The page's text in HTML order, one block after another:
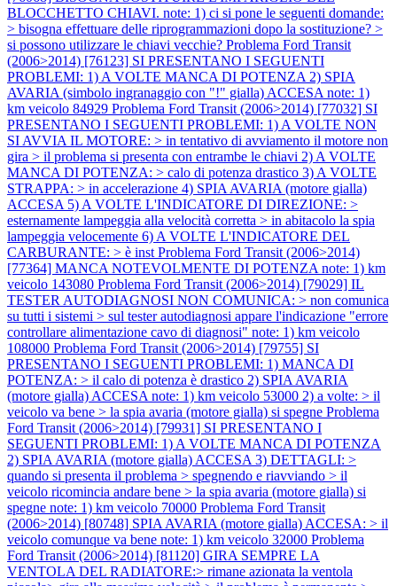
BLOCCHETTO CHIAVI. note: 1) ci si pone le seguenti domande:
> bisogna effettuare delle riprogrammazioni dopo la sostituzione? >
si possono utilizzare le chiavi vecchie? Problema Ford Transit
(2006>2014) [76123] SI PRESENTANO I SEGUENTI
PROBLEMI: 1) A VOLTE MANCA DI POTENZA 2) SPIA
AVARIA (simbolo ingranaggio con "!" gialla) ACCESA note: 1)
km veicolo 84929 Problema Ford Transit (2006>2014) [77032] SI
PRESENTANO I SEGUENTI PROBLEMI: 1) A VOLTE NON
SI AVVIA IL MOTORE: > in tentativo di avviamento il motore non
gira > il problema si presenta con entrambe le chiavi 2) A VOLTE
MANCA DI POTENZA: > calo di potenza drastico 3) A VOLTE
STRAPPA: > in accelerazione 4) SPIA AVARIA (motore gialla)
ACCESA 5) A VOLTE L'INDICATORE DI DIREZIONE: >
esternamente lampeggia alla velocità corretta > in abitacolo la spia
lampeggia velocemente 6) A VOLTE L'INDICATORE DEL
CARBURANTE: > è inst Problema Ford Transit (2006>2014)
[77364] MANCA NOTEVOLMENTE DI POTENZA note: 1) km
veicolo 143080 Problema Ford Transit (2006>2014) [79029] IL
TESTER AUTODIAGNOSI NON COMUNICA: > non comunica
su tutti i sistemi > sul tester autodiagnosi appare l'indicazione "errore
controllare alimentazione cavo di diagnosi" note: 1) km veicolo
108000 Problema Ford Transit (2006>2014) [79755] SI
PRESENTANO I SEGUENTI PROBLEMI: 1) MANCA DI
POTENZA: > il calo di potenza è drastico 2) SPIA AVARIA
(motore gialla) ACCESA note: 1) km veicolo 53000 2) a volte: > il
veicolo va bene > la spia avaria (motore gialla) si spegne Problema
Ford Transit (2006>2014) [79931] SI PRESENTANO I
SEGUENTI PROBLEMI: 1) A VOLTE MANCA DI POTENZA
2) SPIA AVARIA (motore gialla) ACCESA 3) DETTAGLI: >
quando si presenta il problema > spegnendo e riavviando > il
veicolo ricomincia andare bene > la spia avaria (motore gialla) si
spegne note: 1) km veicolo 70000 Problema Ford Transit
(2006>2014) [80748] SPIA AVARIA (motore gialla) ACCESA: > il
veicolo comunque va bene note: 1) km veicolo 32000 Problema
Ford Transit (2006>2014) [81120] GIRA SEMPRE LA
VENTOLA DEL RADIATORE:> rimane azionata la ventola